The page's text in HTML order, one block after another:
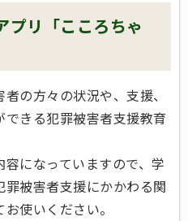
プリ「こころちゃ
の方々の状況や、支援、
きる犯罪被害者支援教育
になっていますので、学
被害者支援にかかわる関
使いください。